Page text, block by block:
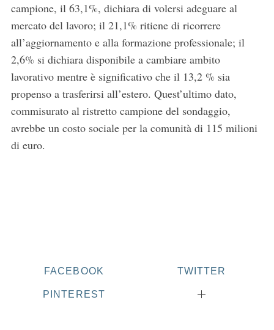
campione, il 63,1%, dichiara di volersi adeguare al
mercato del lavoro; il 21,1% ritiene di ricorrere
all’aggiornamento e alla formazione professionale; il
2,6% si dichiara disponibile a cambiare ambito
lavorativo mentre è significativo che il 13,2 % sia
propenso a trasferirsi all’estero. Quest’ultimo dato,
commisurato al ristretto campione del sondaggio,
avrebbe un costo sociale per la comunità di 115 milioni
di euro.
FACEBOOK TWITTER
PINTEREST
S
e
c
h
f